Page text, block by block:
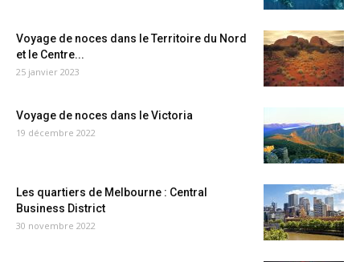
Voyage de noces dans le Territoire du Nord
et le Centre...
25 janvier 2023
Voyage de noces dans le Victoria
19 décembre 2022
Les quartiers de Melbourne : Central
Business District
30 novembre 2022